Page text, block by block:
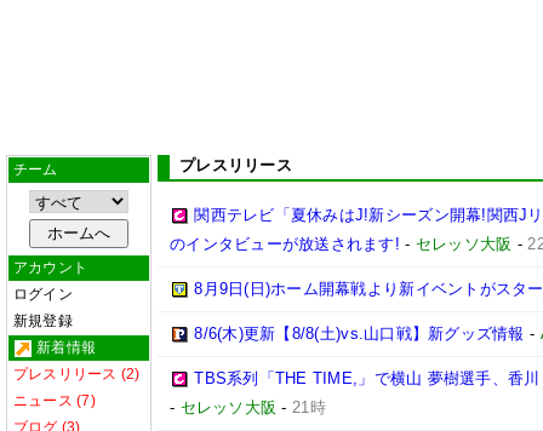
チーム
アカウント
ログイン
新規登録
新着情報
プレスリリース (2)
ニュース (7)
ブログ (3)
プレスリリース
関西テレビ「夏休みはJ!新シーズン開幕!関西J
のインタビューが放送されます! - セレッソ大阪 -
8月9日(日)ホーム開幕戦より新イベントがスタ
8/6(木)更新【8/8(土)vs.山口戦】新グッズ情報 -
TBS系列「THE TIME,」で横山 夢樹選手、香
- セレッソ大阪 - 21時